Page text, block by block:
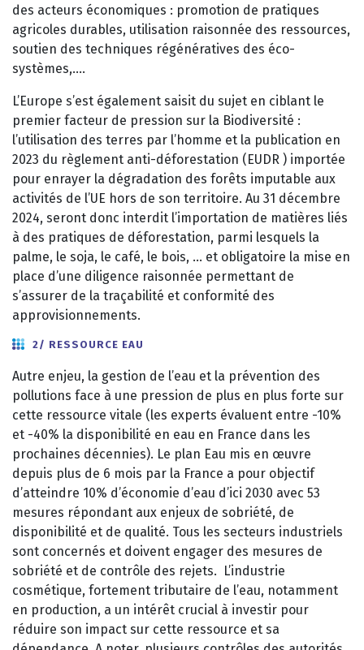
des acteurs économiques : promotion de pratiques
agricoles durables, utilisation raisonnée des ressources,
soutien des techniques régénératives des éco-
systèmes,….
L’Europe s’est également saisit du sujet en ciblant le
premier facteur de pression sur la Biodiversité :
l’utilisation des terres par l’homme et la publication en
2023 du règlement anti-déforestation (EUDR ) importée
pour enrayer la dégradation des forêts imputable aux
activités de l’UE hors de son territoire. Au 31 décembre
2024, seront donc interdit l’importation de matières liés
à des pratiques de déforestation, parmi lesquels la
palme, le soja, le café, le bois, … et obligatoire la mise en
place d’une diligence raisonnée permettant de
s’assurer de la traçabilité et conformité des
approvisionnements.
2/ RESSOURCE EAU
Autre enjeu, la gestion de l’eau et la prévention des
pollutions face à une pression de plus en plus forte sur
cette ressource vitale (les experts évaluent entre -10%
et -40% la disponibilité en eau en France dans les
prochaines décennies). Le plan Eau mis en œuvre
depuis plus de 6 mois par la France a pour objectif
d’atteindre 10% d’économie d’eau d’ici 2030 avec 53
mesures répondant aux enjeux de sobriété, de
disponibilité et de qualité. Tous les secteurs industriels
sont concernés et doivent engager des mesures de
sobriété et de contrôle des rejets. L’industrie
cosmétique, fortement tributaire de l’eau, notamment
en production, a un intérêt crucial à investir pour
réduire son impact sur cette ressource et sa